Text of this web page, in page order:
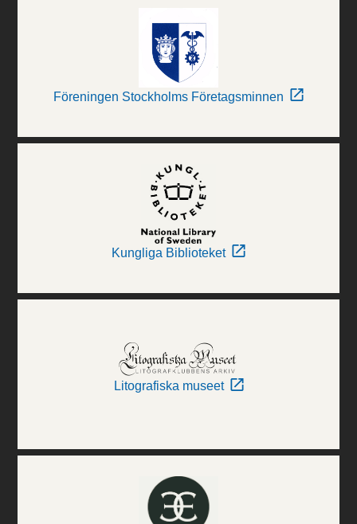
Föreningen Stockholms Företagsminnen
Kungliga Biblioteket
Litografiska museet